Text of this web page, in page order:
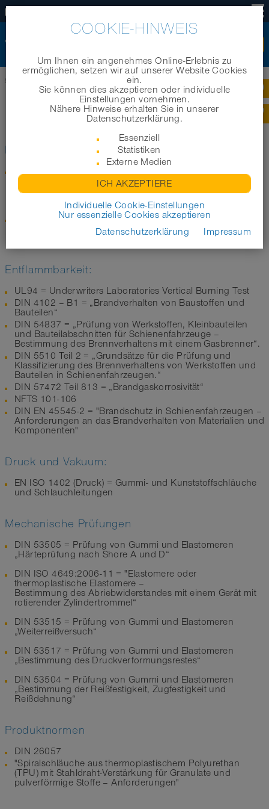
Startseite Technische Informationen
NORMEN UND VORSCHRIFTEN
Elektrische Leitfähigkeit
Vermeidung von Zündgefahren infolge elektrostatischer
Aufladung
"Rohre und Schläuche für Schüttgüter"
DIN EN ISO 8031 (Ersatz für DIN EN 28031
Gummi- und Kunststoffschläuche und Schlauchleitungen
„Bestimmung des elektrischen Widerstandes“
Entflammbarkeit:
UL94 = Underwriters Laboratories Vertical Burning Test
DIN 4102 – B1 = „Brandverhalten von Baustoffen und
Bauteilen“
DIN 54837 = „Prüfung von Werkstoffen, Kleinbauteilen
und Bauteilabschnitten für Schienenfahrzeuge –
Bestimmung des Brennverhaltens mit einem Gasbrenner“.
DIN 5510 Teil 2 = „Grundsätze für die Prüfung und
Klassifizierung des Brennverhaltens von Werkstoffen und
Bauteilen in Schienenfahrzeugen.“
DIN 57472 Teil 813 = „Brandgaskorrosivität“
NFTS 101-106
DIN EN 45545-2 = "Brandschutz in Schienenfahrzeugen –
Anforderungen an das Brandverhalten von Materialien und
Komponenten"
Druck und Vakuum:
EN ISO 1402 (Druck) = Gummi- und Kunststoffschläuche
und Schlauchleitungen
Mechanische Prüfungen
DIN 53505 = Prüfung von Gummi und Elastomeren
„Härteprüfung nach Shore A und D“
DIN ISO 4649:2006-11 = "Elastomere oder
thermoplastische Elastomere –
Bestimmung des Abriebwiderstandes mit einem Gerät mit
rotierender Zylindertrommel“
DIN 53515 = Prüfung von Gummi und Elastomeren
„Weiterreißversuch“
DIN 53517 = Prüfung von Gummi und Elastomeren
„Bestimmung des Druckverformungsrestes“
DIN 53504 = Prüfung von Gummi und Elastomeren
„Bestimmung der Reißfestigkeit, Zugfestigkeit und
Reißdehnung“
Produktnormen
DIN 26057
"Spiralschläuche aus thermoplastischem Polyurethan
(TPU) mit Stahldraht-Verstärkung für Granulate und
pulverförmige Stoffe – Anforderungen"
COOKIE-HINWEIS
Um Ihnen ein angenehmes Online-Erlebnis zu
ermöglichen, setzen wir auf unserer Website Cookies
ein.
Sie können dies akzeptieren oder individuelle
Einstellungen vornehmen.
Nähere Hinweise erhalten Sie in unserer
Datenschutzerklärung.
Essenziell
Statistiken
Externe Medien
ICH AKZEPTIERE
Individuelle Cookie-Einstellungen
Nur essenzielle Cookies akzeptieren
Datenschutzerklärung
Impressum